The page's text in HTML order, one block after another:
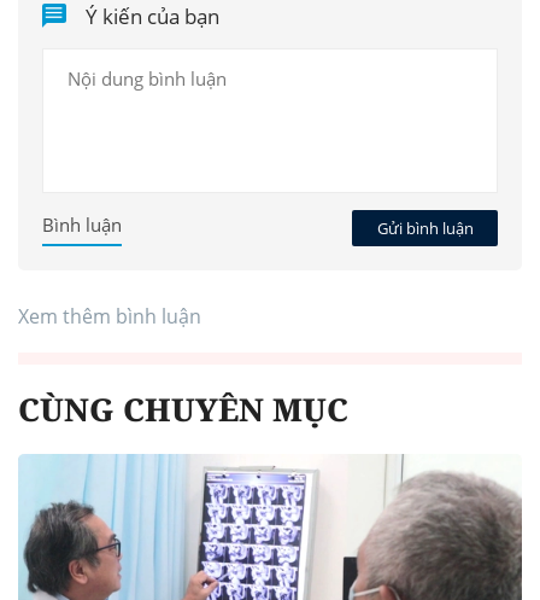
Ý kiến của bạn
Gửi bình luận
Bình luận
Xem thêm bình luận
CÙNG CHUYÊN MỤC